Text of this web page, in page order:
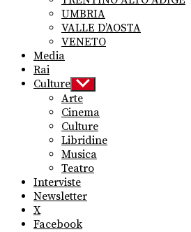
UMBRIA
VALLE D’AOSTA
VENETO
Media
Rai
Culture Show
sub
menu
Arte
Cinema
Culture
Libridine
Musica
Teatro
Interviste
Newsletter
X
Facebook